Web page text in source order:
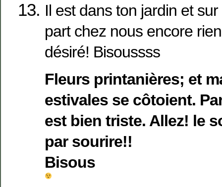
Il est dans ton jardin et
part chez nous encore
désiré! Bisoussss
Fleurs printanières; et
estivales se côtoient.
est bien triste. Allez! le
par sourire!!
Bisous